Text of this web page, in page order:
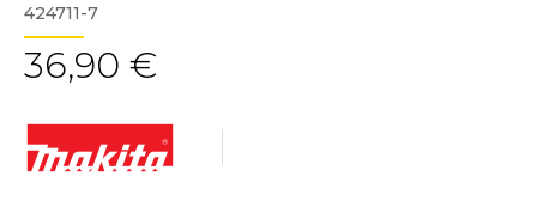
424711-7
36,90 €